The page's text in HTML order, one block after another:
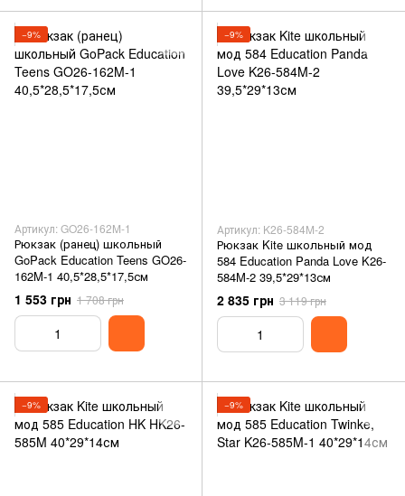
−9%
Артикул: GO26-162M-1
Рюкзак (ранец) школьный
GoPack Education Teens GO26-
162M-1 40,5*28,5*17,5см
1 553 грн 1 708 грн
−9%
Артикул: K26-584M-2
Рюкзак Kite школьный мод
584 Education Panda Love K26-
584M-2 39,5*29*13см
2 835 грн 3 119 грн
−9% −9%